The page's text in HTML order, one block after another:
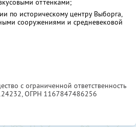
оттенками;
по историческому центру Выборга,
сооружениями и средневековой
с ограниченной ответственность
, ОГРН 1167847486256